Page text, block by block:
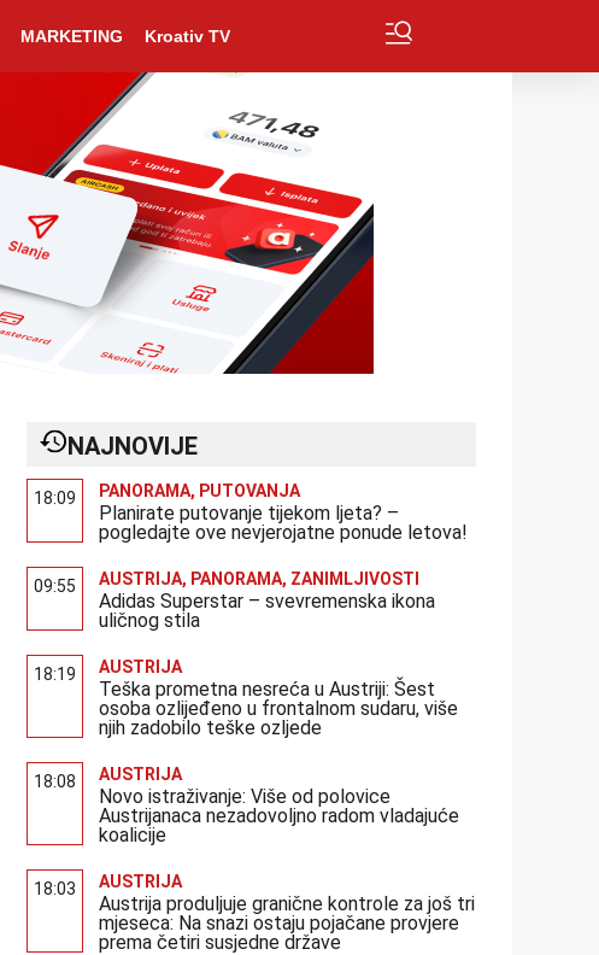
MARKETING Kroativ TV
NAJNOVIJE
18:09 PANORAMA, PUTOVANJA
Planirate putovanje tijekom ljeta? –
pogledajte ove nevjerojatne ponude letova!
09:55 AUSTRIJA, PANORAMA, ZANIMLJIVOSTI
Adidas Superstar – svevremenska ikona
uličnog stila
18:19 AUSTRIJA
Teška prometna nesreća u Austriji: Šest
osoba ozlijeđeno u frontalnom sudaru, više
njih zadobilo teške ozljede
18:08 AUSTRIJA
Novo istraživanje: Više od polovice
Austrijanaca nezadovoljno radom vladajuće
koalicije
18:03 AUSTRIJA
Austrija produljuje granične kontrole za još tri
mjeseca: Na snazi ostaju pojačane provjere
prema četiri susjedne države